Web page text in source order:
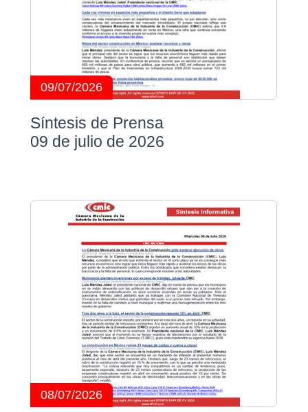
09/07/2026
Síntesis de Prensa
09 de julio de 2026
08/07/2026